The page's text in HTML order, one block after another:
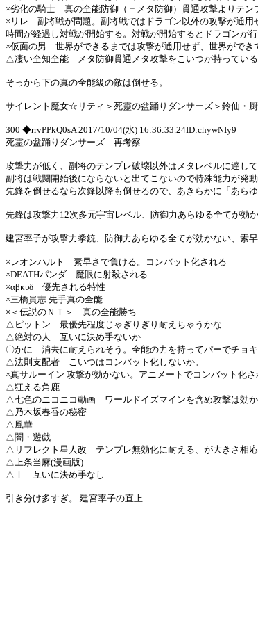
×劣化の騎士 真の全能防御（＝メタ防御）貫通攻撃よりテン
×リレ 副将戦が問題。副将戦ではドラゴン以外の攻撃が通用
時間が経過し対戦が開始する。対戦が開始するとドラゴンが行
×仮面の男 世界ができるまでは攻撃が通用せず、世界ができ
△凄い全知全能 メタ防御貫通メタ攻撃をこいつが持っている
そっから下の真の全能級の敵は倒せる。
サイレント魔女☆リティ＞死靈の盆踊りダンサーズ＞鈴仙・
300 ◆rrvPPkQ0sA 2017/10/04(水) 16:36:33.24ID:chywNIy9
死霊の盆踊りダンサーズ 再考察
攻撃力が低く、副将のテンプレ破壊以外はメタレベルに達して
副将は戦闘開始後にならないと出てこないので特殊能力が発動
先鋒を倒せるなら次鋒以降も倒せるので、あきらかに「あら
先鋒は攻撃力12次多元宇宙レベル、防御力あらゆる全てが効
建宮率子が攻撃力拳銃、防御力あらゆる全てが効かない、素
×レオンハルト 素早さで負ける。コンバット化される
×DEATHパンダ 魔眼に射殺される
×αβκυδ 優先される特性
×三橋貴志 先手真の全能
×＜伝説のＮＴ＞ 真の全能勝ち
△ピットン 最優先程度じゃぎりぎり耐えちゃうかな
△絶対の人 互いに決め手ないか
〇かに 消去に耐えられそう。全能の力を持ってパーでチョキ
△法則支配者 こいつはコンバット化しないか。
×真サルーイン 攻撃が効かない。アニメートでコンバット化さ
△狂える角鹿
△七色のニコニコ動画 ワールドイズマインを含め攻撃は効か
△乃木坂春香の秘密
△風華
△闇・遊戯
△リフレクト星人改 テンプレ無効化に耐える、が大きさ相
△上条当麻(漫画版)
△Ｉ 互いに決め手なし
引き分け多すぎ。 建宮率子の直上